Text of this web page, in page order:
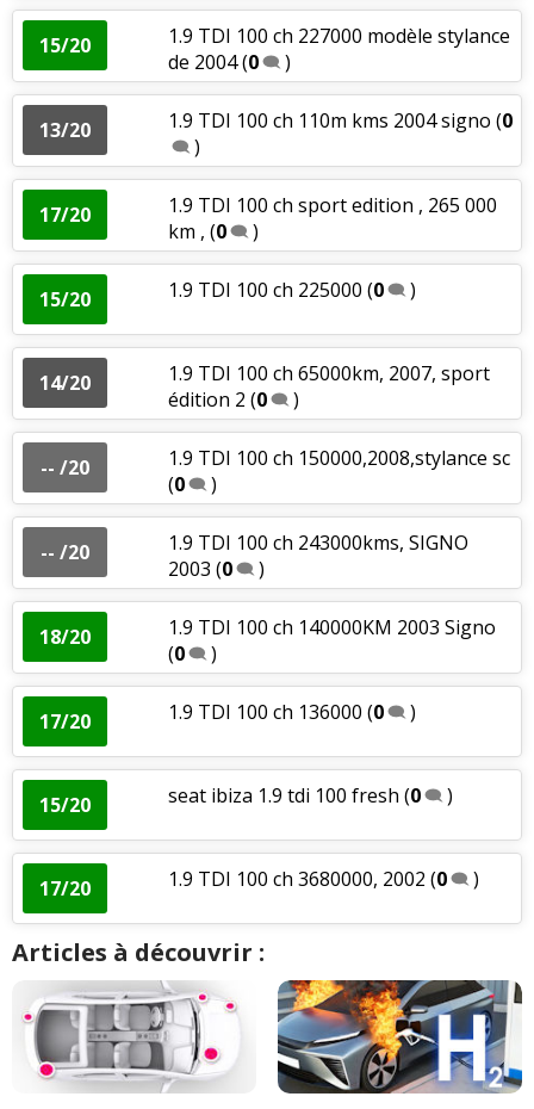
15/20
1.9 TDI 100 ch 227000 modèle stylance
de 2004(0 )
13/20 1.9 TDI 100 ch 110m kms 2004 signo (0
)
17/20
1.9 TDI 100 ch sport edition , 265 000
km , (0 )
15/20 1.9 TDI 100 ch 225000 (0 )
14/20
1.9 TDI 100 ch 65000km, 2007, sport
édition 2 (0 )
-- /20
1.9 TDI 100 ch 150000,2008,stylance sc
(0 )
-- /20
1.9 TDI 100 ch 243000kms, SIGNO
2003 (0 )
18/20
1.9 TDI 100 ch 140000KM 2003 Signo
(0 )
17/20 1.9 TDI 100 ch 136000 (0 )
15/20 seat ibiza 1.9 tdi 100 fresh (0 )
17/20 1.9 TDI 100 ch 3680000, 2002 (0 )
Articles à découvrir :